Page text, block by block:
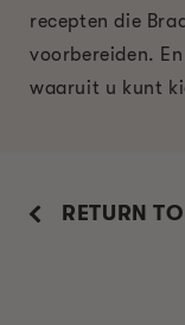
recepten die
voorbereiden.
waaruit u kunt
RETURN